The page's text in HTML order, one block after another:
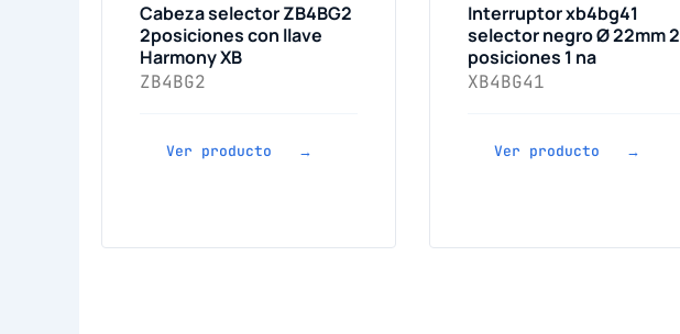
Cabeza selector ZB4BG2
2posiciones con llave
Harmony XB
ZB4BG2
Ver producto →
Interruptor xb4bg41
selector negro Ø 22mm 2
posiciones 1 na
XB4BG41
Ver producto →